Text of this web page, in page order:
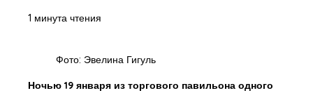
1 минута чтения
Фото: Эвелина Гигуль
Ночью 19 января из торгового павильона одного